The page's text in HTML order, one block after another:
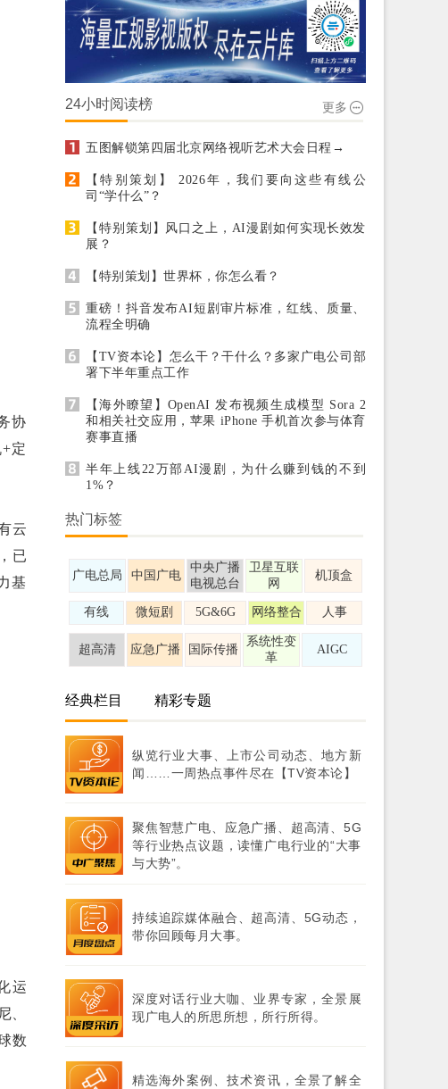
协
定
云
已
基
运
、
数
24小时阅读榜 更多
五图解锁第四届北京网络视听艺术大会日程→
【特别策划】 2026年，我们要向这些有线公
司“学什么”？
【特别策划】风口之上，AI漫剧如何实现长效发
展？
【特别策划】世界杯，你怎么看？
重磅！抖音发布AI短剧审片标准，红线、质量、
流程全明确
【TV资本论】怎么干？干什么？多家广电公司部
署下半年重点工作
【海外瞭望】OpenAI 发布视频生成模型 Sora 2
和相关社交应用，苹果 iPhone 手机首次参与体育
赛事直播
半年上线22万部AI漫剧，为什么赚到钱的不到
1%？
热门标签
广电总局 中国广电
中央广播
电视总台
卫星互联
网
机顶盒
有线 微短剧 5G&6G 网络整合 人事
超高清 应急广播 国际传播
系统性变
革
AIGC
经典栏目 精彩专题
纵览行业大事、上市公司动态、地方新
闻……一周热点事件尽在【TV资本论】
聚焦智慧广电、应急广播、超高清、5G
等行业热点议题，读懂广电行业的“大事
与大势”。
持续追踪媒体融合、超高清、5G动态，
带你回顾每月大事。
深度对话行业大咖、业界专家，全景展
现广电人的所思所想，所行所得。
精选海外案例、技术资讯，全景了解全